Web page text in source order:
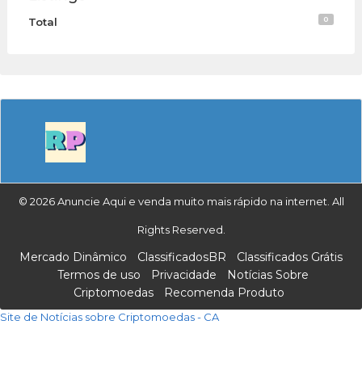
Total 0
© 2026 Anuncie Aqui e venda muito mais rápido na internet. All
Rights Reserved.
Mercado Dinâmico ClassificadosBR
Classificados Grátis
Termos de uso
Privacidade
Notícias Sobre
Criptomoedas
Recomenda Produto
Site de Notícias sobre Criptomoedas - CA